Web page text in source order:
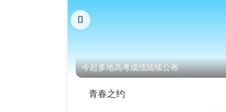
今起多地高考成绩陆续公布

青春之约